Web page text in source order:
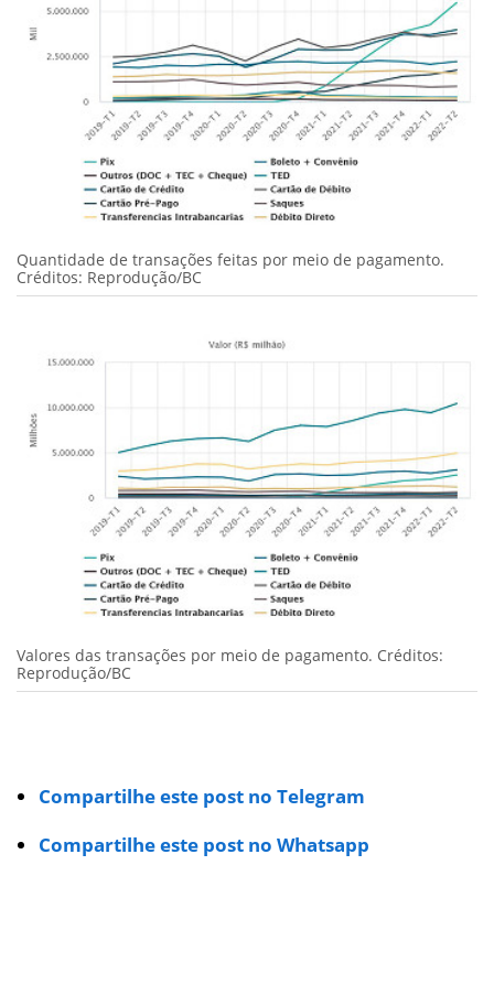
Quantidade de transações feitas por meio de pagamento.
Créditos: Reprodução/BC
Valores das transações por meio de pagamento. Créditos:
Reprodução/BC
Compartilhe este post no Telegram
Compartilhe este post no Whatsapp